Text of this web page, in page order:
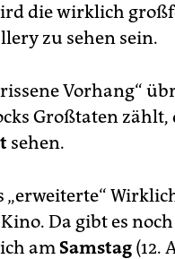
die wirklich
zu sehen sein.
Vorhang“
Großtaten zählt,
sehen.
„erweiterte“
Da gibt es
amSamstag (12.